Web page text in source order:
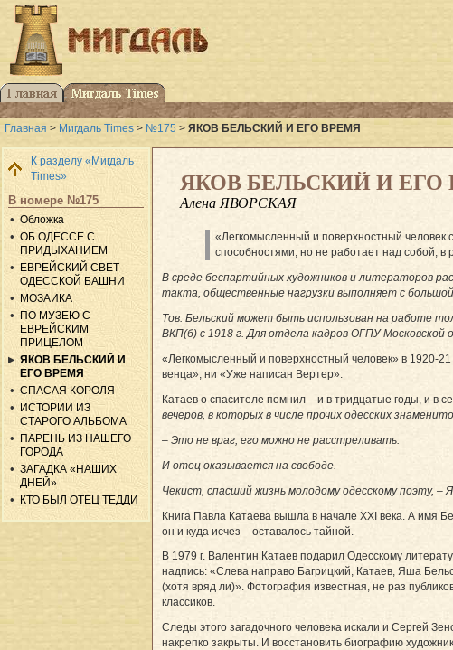
Главная > Мигдаль Times > №175 > ЯКОВ БЕЛЬСКИЙ И ЕГО ВРЕМЯ
К разделу «Мигдаль
Times»
В номере №175
Обложка
ОБ ОДЕССЕ С
ПРИДЫХАНИЕМ
ЕВРЕЙСКИЙ СВЕТ
ОДЕССКОЙ БАШНИ
МОЗАИКА
ПО МУЗЕЮ С
ЕВРЕЙСКИМ
ПРИЦЕЛОМ
ЯКОВ БЕЛЬСКИЙ И
ЕГО ВРЕМЯ
СПАСАЯ КОРОЛЯ
ИСТОРИИ ИЗ
СТАРОГО АЛЬБОМА
ПАРЕНЬ ИЗ НАШЕГО
ГОРОДА
ЗАГАДКА «НАШИХ
ДНЕЙ»
КТО БЫЛ ОТЕЦ ТЕДДИ
ЯКОВ БЕЛЬСКИЙ И ЕГО
Алена ЯВОРСКАЯ
«Легкомысленный и поверхностный
способностями, но не работает над собой, в
В среде беспартийных художников и литераторов
такта, общественные нагрузки выполняет с
Тов. Бельский может быть использован на работе
ВКП(б) с 1918 г. Для отдела кадров ОГПУ Московской
«Легкомысленный и поверхностный человек» в 1920-
венца», ни «Уже написан Вертер».
Катаев о спасителе помнил – и в тридцатые годы, и в
вечеров, в которых в числе прочих одесских
– Это не враг, его можно не расстреливать.
И отец оказывается на свободе.
Чекист, спасший жизнь молодому одесскому поэту, –
Книга Павла Катаева вышла в начале ХХІ века. А имя
он и куда исчез – оставалось тайной.
В 1979 г. Валентин Катаев подарил Одесскому
надпись: «Слева направо Багрицкий, Катаев, Яша
(хотя вряд ли)». Фотография известная, не раз
классиков.
Следы этого загадочного человека искали и Сергей
накрепко закрыты. И восстановить биографию